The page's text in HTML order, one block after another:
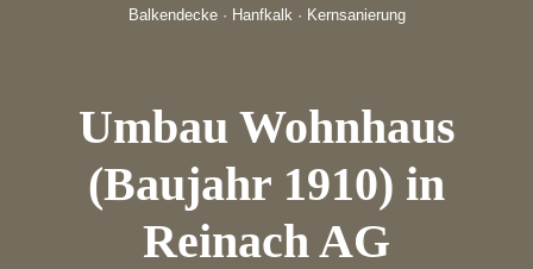
Balkendecke · Hanfkalk · Kernsanierung
Umbau Wohnhaus
(Baujahr 1910) in
Reinach AG